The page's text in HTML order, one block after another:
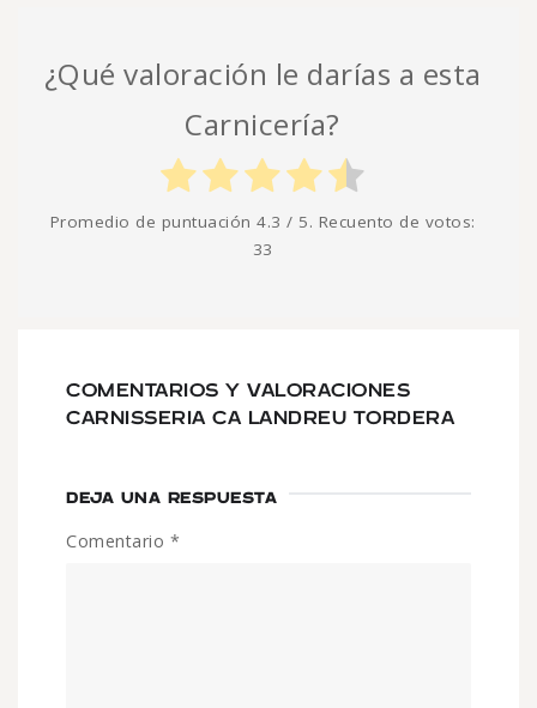
¿Qué valoración le darías a esta
Carnicería?
Promedio de puntuación 4.3 / 5. Recuento de votos:
33
COMENTARIOS Y VALORACIONES
CARNISSERIA CA LANDREU TORDERA
DEJA UNA RESPUESTA
Comentario *